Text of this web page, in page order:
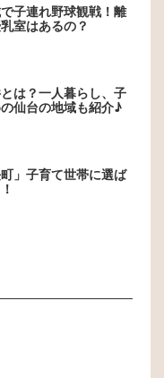
子連れ野球観戦！離
室はあるの？
は？一人暮らし、子
仙台の地域も紹介♪
」子育て世帯に選ば